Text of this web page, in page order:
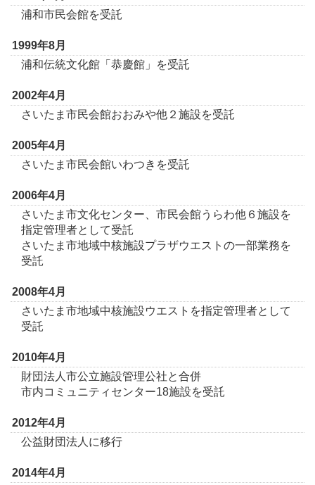
浦和市民会館を受託
1999年8月
浦和伝統文化館「恭慶館」を受託
2002年4月
さいたま市民会館おおみや他２施設を受託
2005年4月
さいたま市民会館いわつきを受託
2006年4月
さいたま市文化センター、市民会館うらわ他６施設を
指定管理者として受託
さいたま市地域中核施設プラザウエストの一部業務を
受託
2008年4月
さいたま市地域中核施設ウエストを指定管理者として
受託
2010年4月
財団法人市公立施設管理公社と合併
市内コミュニティセンター18施設を受託
2012年4月
公益財団法人に移行
2014年4月